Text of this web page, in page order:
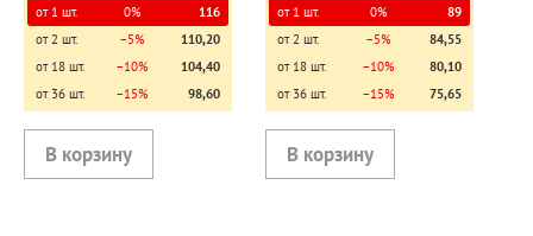
от 1 шт. 0%
116
от 2 шт.
−5%
110,20
от 18 шт.
−10%
104,40
от 36 шт.
−15% 98,60
от 1 шт. 0%
89
от 2 шт.
−5%
84,55
от 18 шт.
−10%
80,10
от 36 шт.
−15% 75,65